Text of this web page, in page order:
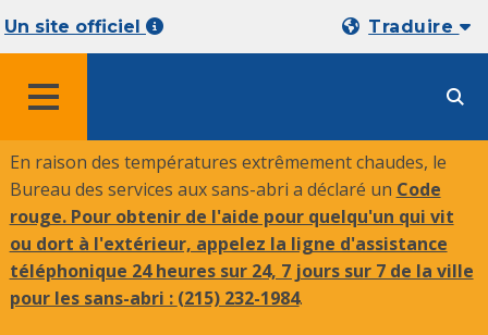
Un site officiel Traduire
En raison des températures extrêmement chaudes, le
Bureau des services aux sans-abri a déclaré un Code
rouge. Pour obtenir de l'aide pour quelqu'un qui vit
ou dort à l'extérieur, appelez la ligne d'assistance
téléphonique 24 heures sur 24, 7 jours sur 7 de la ville
pour les sans-abri : (215) 232-1984.